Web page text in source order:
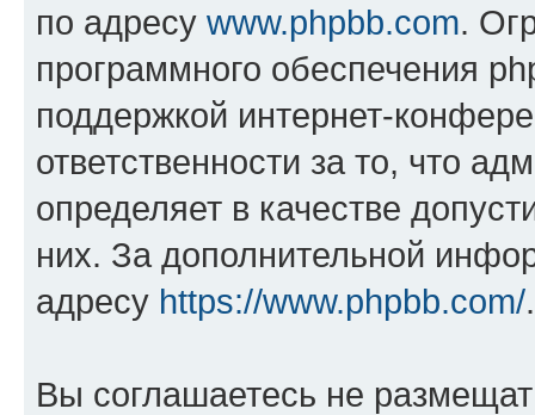
по адресу www.phpbb.com.
программного обеспечения
поддержкой интернет-
ответственности за то, что
определяет в качестве
них. За дополнительной
адресу https://www.phpbb.com/.
Вы соглашаетесь не